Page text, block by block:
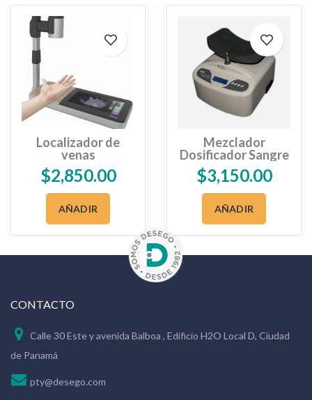
Localizador de
venas
$2,850.00
AÑADIR
Mezclador
Dosificador Sangre
BCM-10
$3,150.00
AÑADIR
CONTACTO
Calle 30 Este y avenida Balboa , Edificio H2O Local D, Ciudad
de Panamá
pty@desego.com